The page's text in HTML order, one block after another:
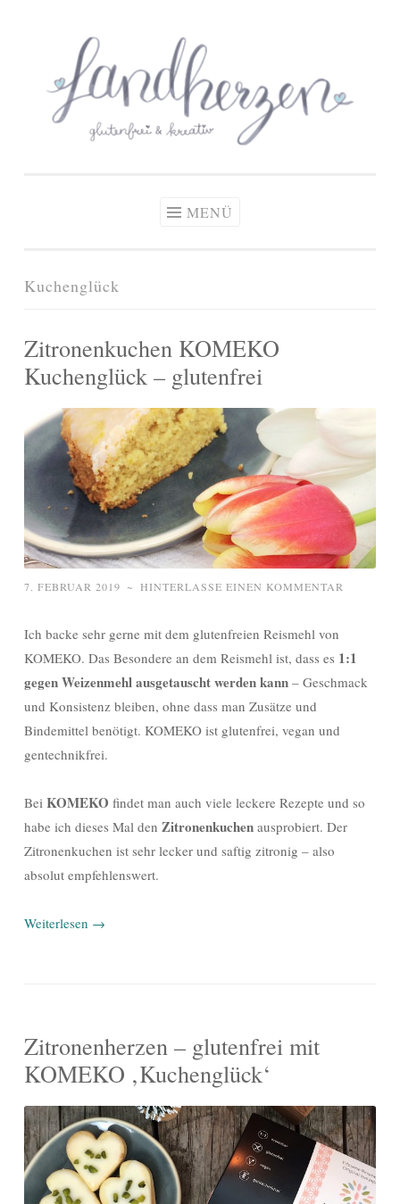
springen
Zöliakie, glutenfreie Ernährung
MENÜ
Kuchenglück
Zitronenkuchen KOMEKO
Kuchenglück – glutenfrei
7. FEBRUAR 2019 ~ HINTERLASSE EINEN KOMMENTAR
Ich backe sehr gerne mit dem glutenfreien Reismehl von
KOMEKO. Das Besondere an dem Reismehl ist, dass es 1:1
gegen Weizenmehl ausgetauscht werden kann – Geschmack
und Konsistenz bleiben, ohne dass man Zusätze und
Bindemittel benötigt. KOMEKO ist glutenfrei, vegan und
gentechnikfrei.
Bei KOMEKO findet man auch viele leckere Rezepte und so
habe ich dieses Mal den Zitronenkuchen ausprobiert. Der
Zitronenkuchen ist sehr lecker und saftig zitronig – also
absolut empfehlenswert.
Weiterlesen →
Zitronenherzen – glutenfrei mit
KOMEKO ‚Kuchenglück‘